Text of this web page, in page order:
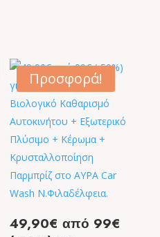
Προσφορά!
49,90€ από 99€